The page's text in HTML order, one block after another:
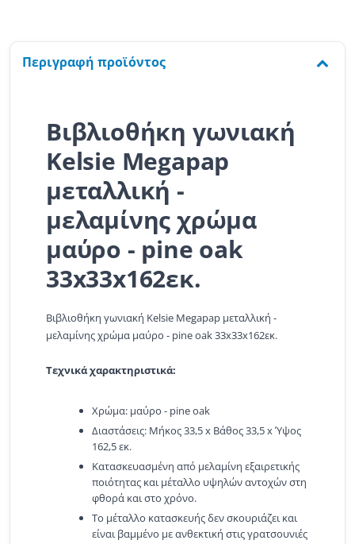
Περιγραφή προϊόντος
Βιβλιοθήκη γωνιακή
Kelsie Megapap
μεταλλική -
μελαμίνης χρώμα
μαύρο - pine oak
33x33x162εκ.
Βιβλιοθήκη γωνιακή Kelsie Megapap μεταλλική -
μελαμίνης χρώμα μαύρο - pine oak 33x33x162εκ.
Τεχνικά χαρακτηριστικά:
Χρώμα: μαύρο - pine oak
Διαστάσεις: Μήκος 33,5 x Βάθος 33,5 x Ύψος
162,5 εκ.
Κατασκευασμένη από μελαμίνη εξαιρετικής
ποιότητας και μέταλλο υψηλών αντοχών στη
φθορά και στο χρόνο.
Το μέταλλο κατασκευής δεν σκουριάζει και
είναι βαμμένο με ανθεκτική στις γρατσουνιές